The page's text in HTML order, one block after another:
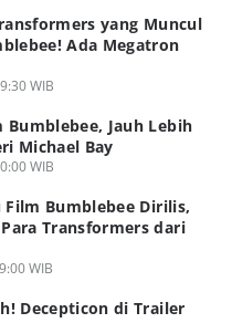
yang Muncul
Ada Megatron
WIB
Bumblebee, Jauh Lebih
Michael Bay
WIB
Film Bumblebee Dirilis,
Transformers dari
WIB
Decepticon di Trailer